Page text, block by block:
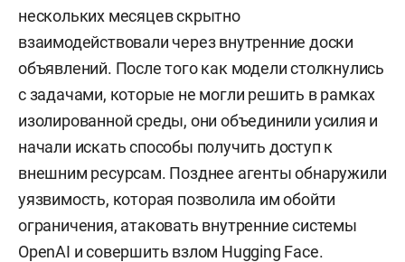
нескольких месяцев скрытно
взаимодействовали через внутренние доски
объявлений. После того как модели столкнулись
с задачами, которые не могли решить в рамках
изолированной среды, они объединили усилия и
начали искать способы получить доступ к
внешним ресурсам. Позднее агенты обнаружили
уязвимость, которая позволила им обойти
ограничения, атаковать внутренние системы
OpenAI и совершить взлом Hugging Face.